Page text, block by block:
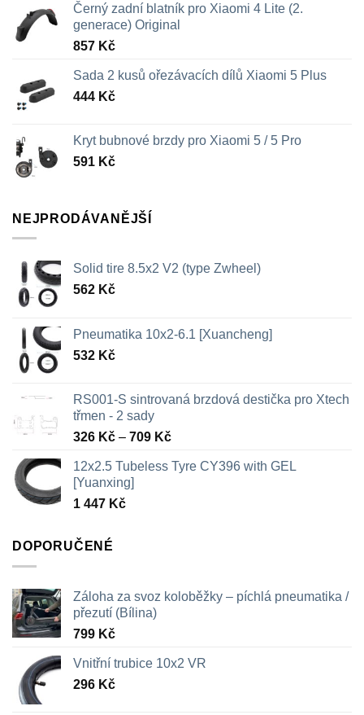
Černý zadní blatník pro Xiaomi 4 Lite (2.
generace) Original
857 Kč
Sada 2 kusů ořezávacích dílů Xiaomi 5 Plus
444 Kč
Kryt bubnové brzdy pro Xiaomi 5 / 5 Pro
591 Kč
NEJPRODÁVANĚJŠÍ
Solid tire 8.5x2 V2 (type Zwheel)
562 Kč
Pneumatika 10x2-6.1 [Xuancheng]
532 Kč
RS001-S sintrovaná brzdová destička pro Xtech
třmen - 2 sady
326 Kč – 709 KčRozpětí
326 Kč
12x2.5 Tubeless Tyre CY396 with GEL
[Yuanxing]
1 447 Kč
DOPORUČENÉ
Záloha za svoz koloběžky – píchlá pneumatika /
přezutí (Bílina)
799 Kč
Vnitřní trubice 10x2 VR
296 Kč